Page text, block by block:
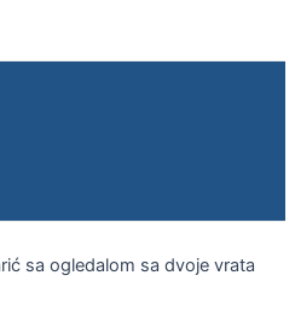
sa ogledalom sa dvoje vrata